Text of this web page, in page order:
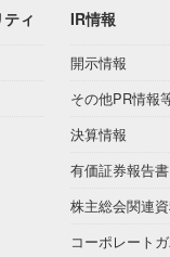
ィ IR情報
開示情報
その他PR情報
決算情報
有価証券報告書
株主総会関連
コーポレート